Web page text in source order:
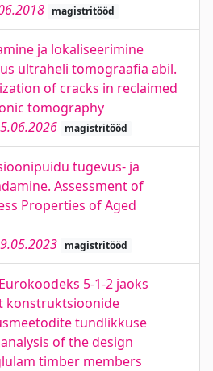
magistritööd
ja lokaliseerimine
ultraheli tomograafia abil.
of cracks in reclaimed
tomography
magistritööd
tugevus- ja
Assessment of
Properties of Aged
magistritööd
5-1-2 jaoks
konstruktsioonide
tundlikkuse
of the design
timber members